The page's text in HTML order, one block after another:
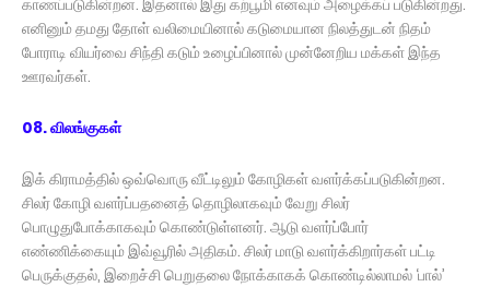
காணப்படுகின்றன. இதனால் இது கற்பூமி எனவும் அழைக்கப் படுகின்றது.
எனினும் தமது தோள் வலிமையினால் கடுமையான நிலத்துடன் நிதம்
போராடி வியர்வை சிந்தி கடும் உழைப்பினால் முன்னேறிய மக்கள் இந்த
ஊரவர்கள்.
08. விலங்குகள்
இக் கிராமத்தில் ஒவ்வொரு வீட்டிலும் கோழிகள் வளர்க்கப்படுகின்றன.
சிலர் கோழி வளர்ப்பதனைத் தொழிலாகவும் வேறு சிலர்
பொழுதுபோக்காகவும் கொண்டுள்ளனர். ஆடு வளர்ப்போர்
எண்ணிக்கையும் இவ்வூரில் அதிகம். சிலர் மாடு வளர்க்கிறார்கள் பட்டி
பெருக்குதல், இறைச்சி பெறுதலை நோக்காகக் கொண்டில்லாமல் ‘பால்’